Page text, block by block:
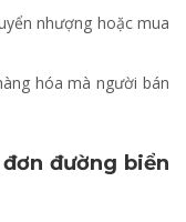
nhượng hoặc mua
hóa mà người bán
đường biển